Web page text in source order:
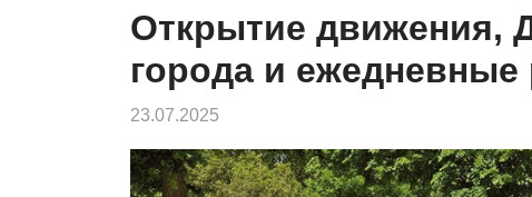
Открытие движения,
города и
23.07.2025